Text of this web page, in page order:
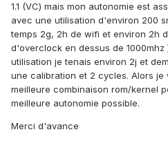
1.1 (VC) mais mon autonomie est
avec une utilisation d'environ 200
temps 2g, 2h de wifi et environ 2h
d'overclock en dessus de
utilisation je tenais environ 2j et
une calibration et 2 cycles. Alors je
meilleure combinaison rom/kernel
meilleure autonomie possible.
Merci d'avance